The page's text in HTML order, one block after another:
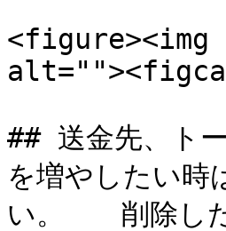
<figure><img
## 送金先、ト
を増やしたい時
い。　　削除し